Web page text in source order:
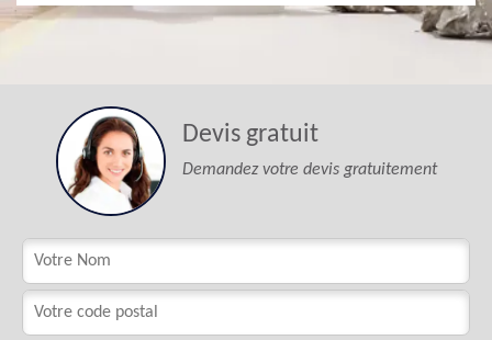
Devis gratuit
Demandez votre devis gratuitement